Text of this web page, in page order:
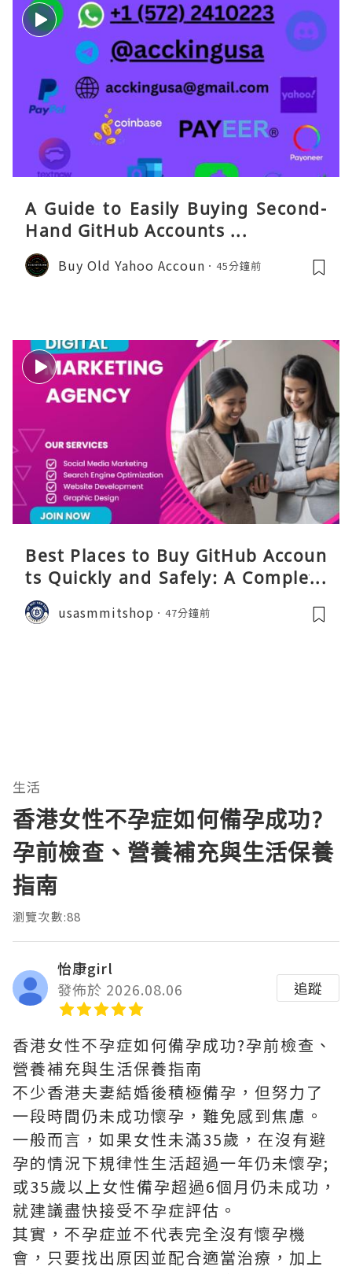
A Guide to Easily Buying Second-
Hand GitHub Accounts ...
Buy Old Yahoo Accoun 45分鐘前
Best Places to Buy GitHub Accoun
ts Quickly and Safely: A Complete
Guide
usasmmitshop 47分鐘前
生活
香港女性不孕症如何備孕成功?
孕前檢查、營養補充與生活保養
指南
瀏覽次數:88
怡康girl
發佈於 2026.08.06
追蹤
香港女性不孕症如何備孕成功?孕前檢查、
營養補充與生活保養指南
不少香港夫妻結婚後積極備孕，但努力了
一段時間仍未成功懷孕，難免感到焦慮。
一般而言，如果女性未滿35歲，在沒有避
孕的情況下規律性生活超過一年仍未懷孕;
或35歲以上女性備孕超過6個月仍未成功，
就建議盡快接受不孕症評估。
其實，不孕症並不代表完全沒有懷孕機
會，只要找出原因並配合適當治療，加上